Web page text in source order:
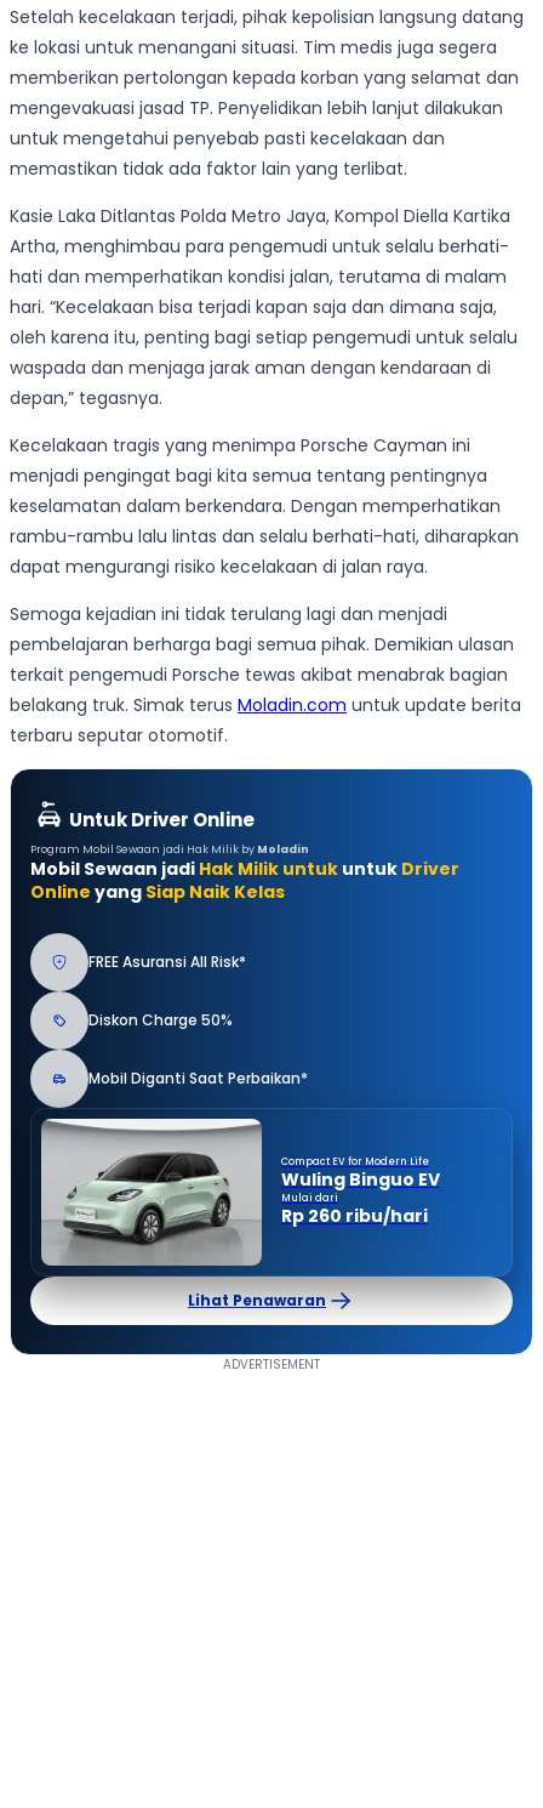
Setelah kecelakaan terjadi, pihak kepolisian langsung datang
ke lokasi untuk menangani situasi. Tim medis juga segera
memberikan pertolongan kepada korban yang selamat dan
mengevakuasi jasad TP. Penyelidikan lebih lanjut dilakukan
untuk mengetahui penyebab pasti kecelakaan dan
memastikan tidak ada faktor lain yang terlibat.
Kasie Laka Ditlantas Polda Metro Jaya, Kompol Diella Kartika
Artha, menghimbau para pengemudi untuk selalu berhati-
hati dan memperhatikan kondisi jalan, terutama di malam
hari. “Kecelakaan bisa terjadi kapan saja dan dimana saja,
oleh karena itu, penting bagi setiap pengemudi untuk selalu
waspada dan menjaga jarak aman dengan kendaraan di
depan,” tegasnya.
Kecelakaan tragis yang menimpa Porsche Cayman ini
menjadi pengingat bagi kita semua tentang pentingnya
keselamatan dalam berkendara. Dengan memperhatikan
rambu-rambu lalu lintas dan selalu berhati-hati, diharapkan
dapat mengurangi risiko kecelakaan di jalan raya.
Semoga kejadian ini tidak terulang lagi dan menjadi
pembelajaran berharga bagi semua pihak. Demikian ulasan
terkait pengemudi Porsche tewas akibat menabrak bagian
belakang truk. Simak terus Moladin.com untuk update berita
terbaru seputar otomotif.
Untuk Driver Online
Program Mobil Sewaan jadi Hak Milik by Moladin
Mobil Sewaan jadi Hak Milik untuk untuk Driver
Online yang Siap Naik Kelas
FREE Asuransi All Risk*
Diskon Charge 50%
Mobil Diganti Saat Perbaikan*
Compact EV for Modern Life
Wuling Binguo EV
Mulai dari
Rp 260 ribu/hari
Lihat Penawaran